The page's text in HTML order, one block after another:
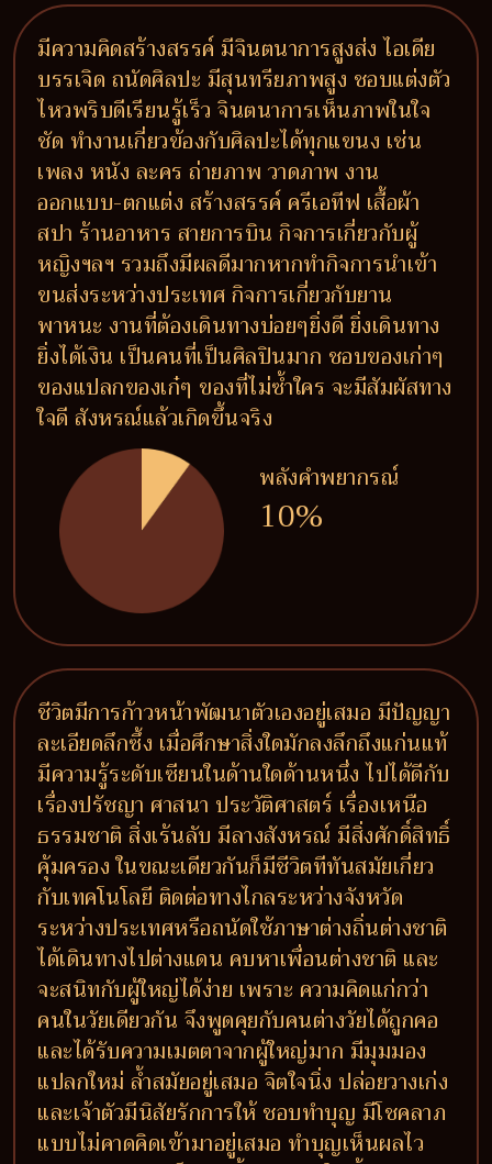
มีความคิดสร้างสรรค์ มีจินตนาการสูงส่ง ไอเดีย
บรรเจิด ถนัดศิลปะ มีสุนทรียภาพสูง ชอบแต่งตัว
ไหวพริบดีเรียนรู้เร็ว จินตนาการเห็นภาพในใจ
ชัด ทำงานเกี่ยวข้องกับศิลปะได้ทุกแขนง เช่น
เพลง หนัง ละคร ถ่ายภาพ วาดภาพ งาน
ออกแบบ-ตกแต่ง สร้างสรรค์ ครีเอทีฟ เสื้อผ้า
สปา ร้านอาหาร สายการบิน กิจการเกี่ยวกับผู้
หญิงฯลฯ รวมถึงมีผลดีมากหากทำกิจการนำเข้า
ขนส่งระหว่างประเทศ กิจการเกี่ยวกับยาน
พาหนะ งานที่ต้องเดินทางบ่อยๆยิ่งดี ยิ่งเดินทาง
ยิ่งได้เงิน เป็นคนที่เป็นศิลปินมาก ชอบของเก่าๆ
ของแปลกของเก๋ๆ ของที่ไม่ซ้ำใคร จะมีสัมผัสทาง
ใจดี สังหรณ์แล้วเกิดขึ้นจริง
พลังคำพยากรณ์
10%
ชีวิตมีการก้าวหน้าพัฒนาตัวเองอยู่เสมอ มีปัญญา
ละเอียดลึกซึ้ง เมื่อศึกษาสิ่งใดมักลงลึกถึงแก่นแท้
มีความรู้ระดับเซียนในด้านใดด้านหนึ่ง ไปได้ดีกับ
เรื่องปรัชญา ศาสนา ประวัติศาสตร์ เรื่องเหนือ
ธรรมชาติ สิ่งเร้นลับ มีลางสังหรณ์ มีสิ่งศักดิ์สิทธิ์
คุ้มครอง ในขณะเดียวกันก็มีชีวิตทีทันสมัยเกี่ยว
กับเทคโนโลยี ติดต่อทางไกลระหว่างจังหวัด
ระหว่างประเทศหรือถนัดใช้ภาษาต่างถิ่นต่างชาติ
ได้เดินทางไปต่างแดน คบหาเพื่อนต่างชาติ และ
จะสนิทกับผู้ใหญ่ได้ง่าย เพราะ ความคิดแก่กว่า
คนในวัยเดียวกัน จึงพูดคุยกับคนต่างวัยได้ถูกคอ
และได้รับความเมตตาจากผู้ใหญ่มาก มีมุมมอง
แปลกใหม่ ล้ำสมัยอยู่เสมอ จิตใจนิ่ง ปล่อยวางเก่ง
และเจ้าตัวมีนิสัยรักการให้ ชอบทำบุญ มีโชคลาภ
แบบไม่คาดคิดเข้ามาอยู่เสมอ ทำบุญเห็นผลไว